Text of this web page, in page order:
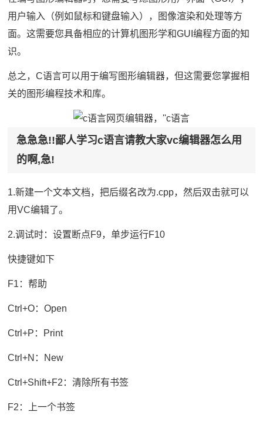
用户输入（例如鼠标和键盘输入），图像渲染和处理等方
面。这需要您具备相应的计算机图形学和GUI编程方面的知
识。
总之，C语言可以用于编写图形编辑器，但这需要您掌握相
关的图形编程技术和库。
急急急!!鄙人学习c语言请教大家vc编辑器怎么用
的啊,急!
1.新建一个文本文档，把后缀名改为.cpp，然后双击就可以
用VC编辑了。
2.调试时：设置断点F9，单步运行F10
快捷键如下
F1：帮助
Ctrl+O：Open
Ctrl+P：Print
Ctrl+N：New
Ctrl+Shift+F2：清除所有书签
F2：上一个书签